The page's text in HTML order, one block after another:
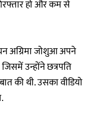
हो और कम से
अग्रिमा जोशुआ अपने
उन्होंने छत्रपति
की थी. उसका वीडियो